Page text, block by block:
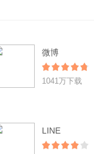
微博
1041万下载
LINE